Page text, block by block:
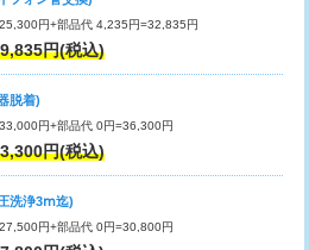
円+部品代 4,235円=32,835円
円(税込)
脱着)
円+部品代 0円=36,300円
円(税込)
洗浄3ⅿ迄)
円+部品代 0円=30,800円